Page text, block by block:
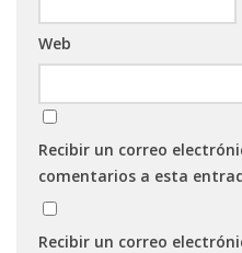
Web
Recibir un correo
comentarios a esta
Recibir un correo